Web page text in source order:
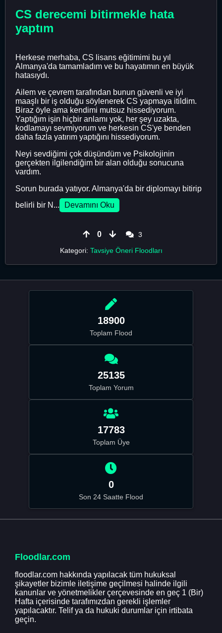
CS derecemi bitirmekle hata
yaptım
Herkese merhaba, CS lisans eğitimimi bu yıl
Almanya'da tamamladım ve bu hayatımın en büyük
hatasıydı.
Ailem ve çevrem tarafından bunun güvenli ve iyi
maaşlı bir iş olduğu söylenerek CS yapmaya itildim.
Biraz öyle ama kendimi mutsuz hissediyorum.
Yaptığım işin hiçbir anlamı yok, her şey uzakta,
kodlamayı sevmiyorum ve herkesin CS'ye benden
daha fazla yatırım yaptığını hissediyorum.
Neyi sevdiğimi çok düşündüm ve Psikolojinin
gerçekten ilgilendiğim bir alan olduğu sonucuna
vardım.
Sorun burada yatıyor. Almanya'da bir diplomayı bitirip
belirli bir N...
Devamını Oku
0
3
Kategori: Tavsiye Öneri Floodları
18900
Toplam Flood
25135
Toplam Yorum
17783
Toplam Üye
0
Son 24 Saatte Flood
Floodlar.com
floodlar.com hakkında yapılacak tüm hukuksal
şikayetler bizimle iletişime geçilmesi halinde ilgili
kanunlar ve yönetmelikler çerçevesinde en geç 1 (Bir)
Hafta içerisinde tarafımızdan gerekli işlemler
yapılacaktır. Telif ya da hukuki durumlar için irtibata
geçin.